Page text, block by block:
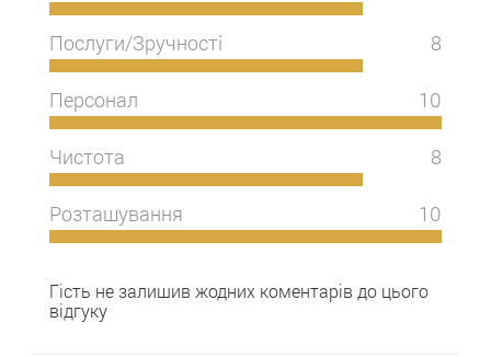
Послуги/Зручності 8
Персонал 10
Чистота 8
Розташування 10
Гість не залишив жодних коментарів до цього
відгуку